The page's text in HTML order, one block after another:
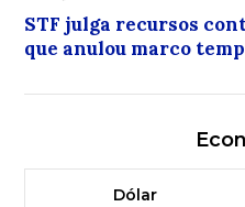
STF julga recursos
que anulou marco
Dólar